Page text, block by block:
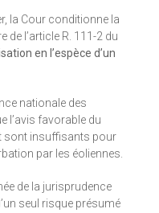
la Cour conditionne la
de l’article R. 111-2 du
en l’espèce d’un
nationale des
l’avis favorable du
sont insuffisants pour
par les éoliennes.
de la jurisprudence
seul risque présumé